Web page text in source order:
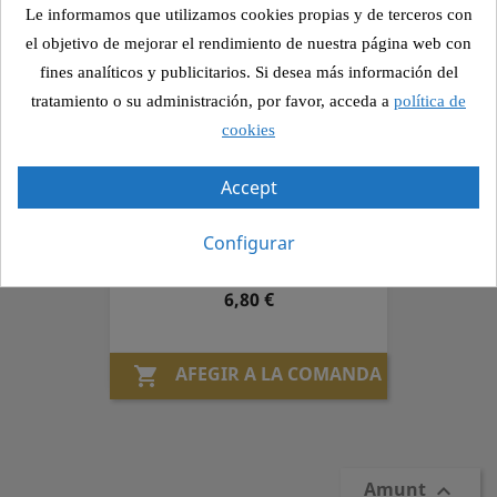
6,65 €
 AFEGIR A LA COMANDA
Tires Vedella, "xauarma" (carn
especiada),carbassó, ceba, pebrot,
rúcula, salses orientals
Preu
6,80 €
 AFEGIR A LA COMANDA
Amunt 
Le informamos que utilizamos cookies propias y de terceros con
el objetivo de mejorar el rendimiento de nuestra página web con
fines analíticos y publicitarios. Si desea más información del
tratamiento o su administración, por favor, acceda a política de
cookies
Accept
Configurar